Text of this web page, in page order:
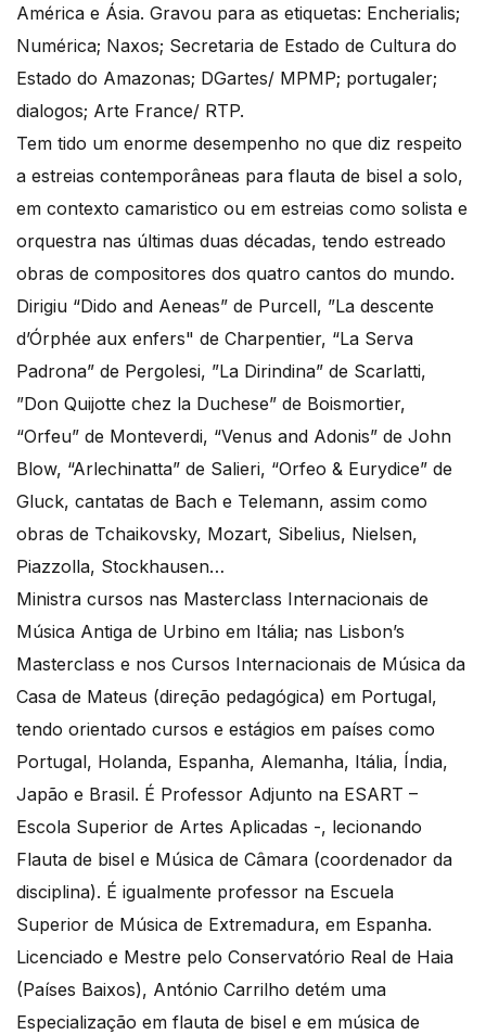
América e Ásia. Gravou para as etiquetas: Encherialis;
Numérica; Naxos; Secretaria de Estado de Cultura do
Estado do Amazonas; DGartes/ MPMP; portugaler;
dialogos; Arte France/ RTP.
Tem tido um enorme desempenho no que diz respeito
a estreias contemporâneas para flauta de bisel a solo,
em contexto camaristico ou em estreias como solista e
orquestra nas últimas duas décadas, tendo estreado
obras de compositores dos quatro cantos do mundo.
Dirigiu “Dido and Aeneas” de Purcell, ”La descente
d’Órphée aux enfers" de Charpentier, “La Serva
Padrona” de Pergolesi, ”La Dirindina” de Scarlatti,
”Don Quijotte chez la Duchese” de Boismortier,
“Orfeu” de Monteverdi, “Venus and Adonis” de John
Blow, “Arlechinatta” de Salieri, “Orfeo & Eurydice” de
Gluck, cantatas de Bach e Telemann, assim como
obras de Tchaikovsky, Mozart, Sibelius, Nielsen,
Piazzolla, Stockhausen…
Ministra cursos nas Masterclass Internacionais de
Música Antiga de Urbino em Itália; nas Lisbon’s
Masterclass e nos Cursos Internacionais de Música da
Casa de Mateus (direção pedagógica) em Portugal,
tendo orientado cursos e estágios em países como
Portugal, Holanda, Espanha, Alemanha, Itália, Índia,
Japão e Brasil. É Professor Adjunto na ESART –
Escola Superior de Artes Aplicadas -, lecionando
Flauta de bisel e Música de Câmara (coordenador da
disciplina). É igualmente professor na Escuela
Superior de Música de Extremadura, em Espanha.
Licenciado e Mestre pelo Conservatório Real de Haia
(Países Baixos), António Carrilho detém uma
Especialização em flauta de bisel e em música de